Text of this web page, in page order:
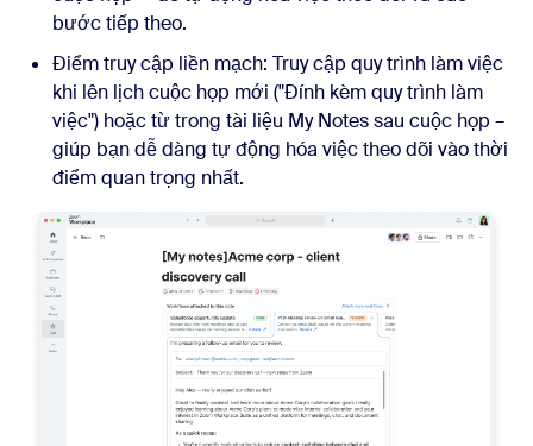
bước tiếp theo.
Điểm truy cập liền mạch: Truy cập quy trình làm việc
khi lên lịch cuộc họp mới ("Đính kèm quy trình làm
việc") hoặc từ trong tài liệu My Notes sau cuộc họp –
giúp bạn dễ dàng tự động hóa việc theo dõi vào thời
điểm quan trọng nhất.